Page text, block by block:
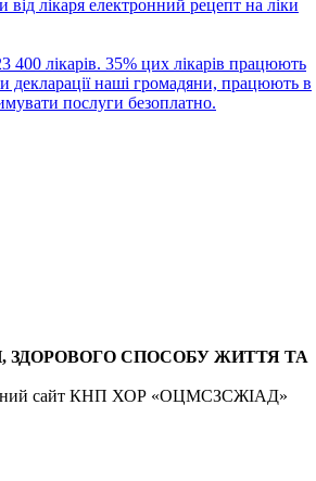
лікаря електронний рецепт на ліки
лікарів. 35% цих лікарів працюють
декларації наші громадяни, працюють в
послуги безоплатно.
ЗДОРОВОГО СПОСОБУ ЖИТТЯ ТА
сайт КНП ХОР «ОЦМСЗСЖІАД»